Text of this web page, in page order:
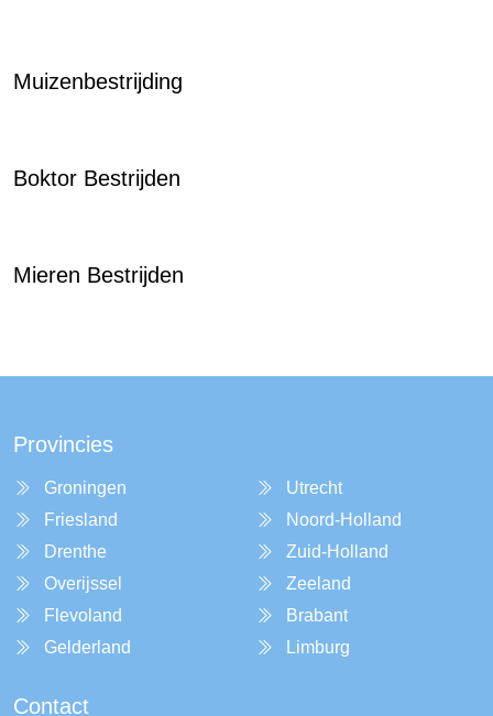
Muizenbestrijding
Boktor Bestrijden
Mieren Bestrijden
Provincies
Groningen
Friesland
Drenthe
Overijssel
Flevoland
Gelderland
Utrecht
Noord-Holland
Zuid-Holland
Zeeland
Brabant
Limburg
Contact